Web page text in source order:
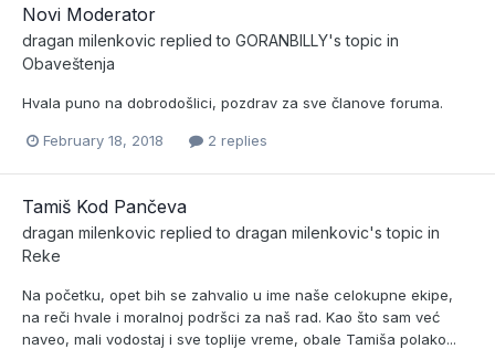
Novi Moderator
dragan milenkovic replied to GORANBILLY's topic in
Obaveštenja
Hvala puno na dobrodošlici, pozdrav za sve članove foruma.
February 18, 2018 2 replies
Tamiš Kod Pančeva
dragan milenkovic replied to dragan milenkovic's topic in
Reke
Na početku, opet bih se zahvalio u ime naše celokupne ekipe,
na reči hvale i moralnoj podršci za naš rad. Kao što sam već
naveo, mali vodostaj i sve toplije vreme, obale Tamiša polako...